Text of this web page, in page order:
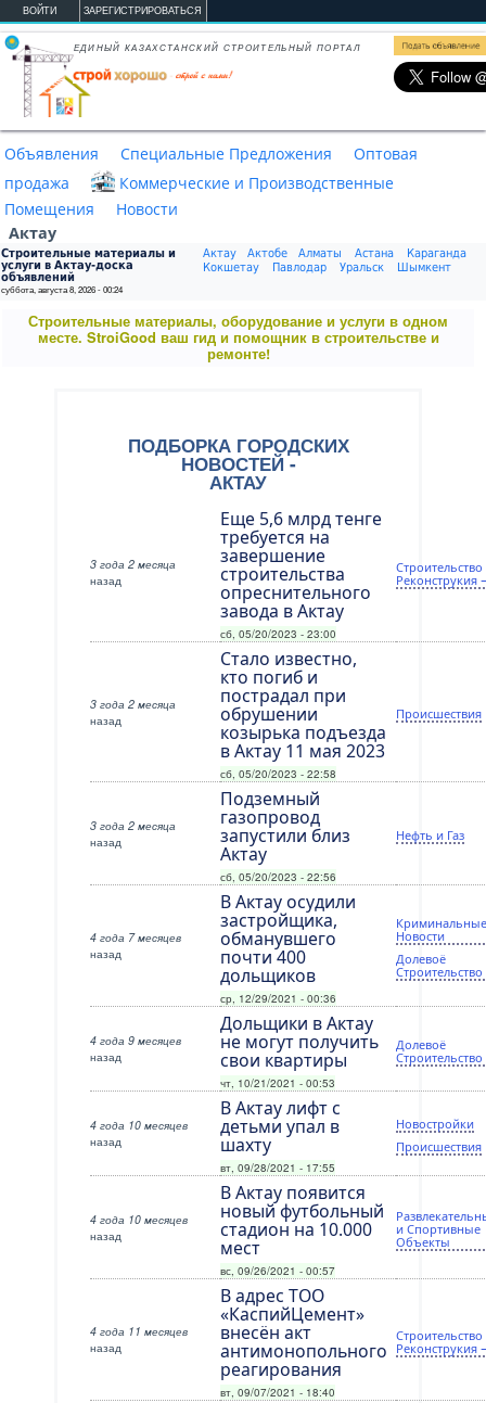
Перейти к основному содержанию
ВОЙТИ ЗАРЕГИСТРИРОВАТЬСЯ
ЕДИНЫЙ КАЗАХСТАНСКИЙ СТРОИТЕЛЬНЫЙ ПОРТАЛ
Объявления Специальные Предложения
Оптовая
продажа
Коммерческие и Производственные
Помещения
Новости
Актау
Строительные материалы и
услуги в Актау-доска
объявлений
Актау Актобе Алматы Астана
Караганда
Кокшетау
Павлодар Уральск Шымкент
суббота, августа 8, 2026 - 00:24
Строительные материалы, оборудование и услуги в одном
месте. StroiGood ваш гид и помощник в строительстве и
ремонте!
ПОДБОРКА ГОРОДСКИХ
НОВОСТЕЙ -
АКТАУ
3 года 2 месяца
назад
Еще 5,6 млрд тенге
требуется на
завершение
строительства
опреснительного
завода в Актау
сб, 05/20/2023 - 23:00
Реконструкия
3 года 2 месяца
назад
Стало известно,
кто погиб и
пострадал при
обрушении
козырька подъезда
в Актау 11 мая 2023
сб, 05/20/2023 - 22:58
Происшествия
3 года 2 месяца
назад
Подземный
газопровод
запустили близ
Актау
сб, 05/20/2023 - 22:56
Нефть и Газ
4 года 7 месяцев
назад
В Актау осудили
застройщика,
обманувшего
почти 400
дольщиков
ср, 12/29/2021 - 00:36
Новости
Долевоё
Строительство
4 года 9 месяцев
назад
Дольщики в Актау
не могут получить
свои квартиры
чт, 10/21/2021 - 00:53
Долевоё
Строительство
4 года 10 месяцев
назад
В Актау лифт с
детьми упал в
шахту
вт, 09/28/2021 - 17:55
Новостройки
Происшествия
4 года 10 месяцев
назад
В Актау появится
новый футбольный
стадион на 10.000
мест
вс, 09/26/2021 - 00:57
и Спортивные
Объекты
4 года 11 месяцев
назад
В адрес ТОО
«КаспийЦемент»
внесён акт
антимонопольного
реагирования
вт, 09/07/2021 - 18:40
Реконструкия